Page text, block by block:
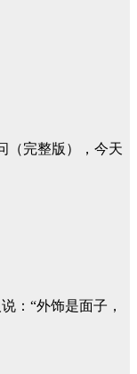
（完整版），今天
：“外饰是面子，